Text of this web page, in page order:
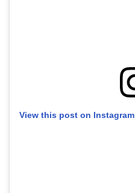
View this post on Instagram